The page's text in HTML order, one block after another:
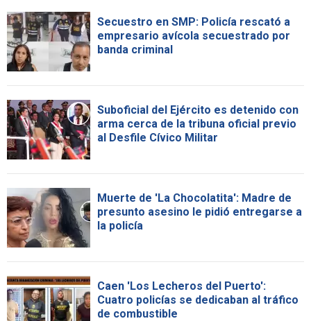
Secuestro en SMP: Policía rescató a
empresario avícola secuestrado por
banda criminal
Suboficial del Ejército es detenido con
arma cerca de la tribuna oficial previo
al Desfile Cívico Militar
Muerte de 'La Chocolatita': Madre de
presunto asesino le pidió entregarse a
la policía
Caen 'Los Lecheros del Puerto':
Cuatro policías se dedicaban al tráfico
de combustible